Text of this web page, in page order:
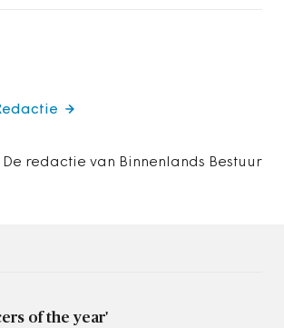
De redactie van Binnenlands Bestuur
of the year'